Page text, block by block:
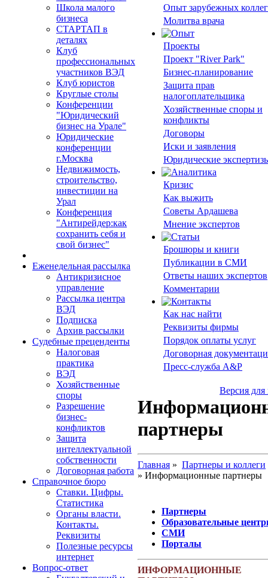
Школа малого
бизнеса
СТАРТАП в
деталях
Клуб
профессиональных
участников ВЭД
Клуб юристов
Круглые столы
Конференции
"Юридический
бизнес на Урале"
Юридические
конференции
г.Москва
Недвижимость,
строительство,
инвестиции на
Урал
Конференция
"Антирейдер:как
сохранить себя и
свой бизнес"
Еженедельная рассылка
Антикризисное
управление
Рассылка центра
ВЭД
Подписка
Архив рассылки
Судебные преценденты
Налоговая
практика
ВЭД
Хозяйственные
споры
Разрешение
бизнес-
конфликтов
Защита
интеллектуальной
собственности
Договорная работа
Справочное бюро
Ставки. Цифры.
Статистика
Органы власти.
Контакты.
Реквизиты
Полезные ресурсы
интернет
Вопрос-ответ
Опыт зарубежных коллег
Молитва врача
Проекты
Проект "River Park"
Бизнес-планирование
Защита прав
налогоплательщика
Хозяйственные споры и
конфликты
Договоры
Иски и заявления
Юридические
Кризис
Как выжить
Советы Ардашева
Мнение экспертов
Брошюры и книги
Публикации в СМИ
Ответы наших экспертов
Комментарии
Как нас найти
Реквизиты фирмы
Порядок оплаты услуг
Договорная
Пресс-служба A&P
Версия для
партнеры
Главная » Партнеры и коллеги
» Информационные партнеры
Партнеры
Образовательные
СМИ
Порталы
ИНФОРМАЦИОННЫЕ